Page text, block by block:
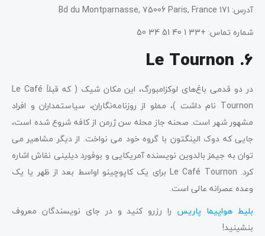
آدرس: 171 Bd du Montparnasse, 75006 Paris, France
شماره تماس: +33 1 40 51 34 50
6. Le Tournon
در دو قدمی باغ‌های لوکزامبورگ، این مکان شیک ( که قبلاً Le Café
Tournon نام داشت )، مملو از روزنامه‌نگاران، سیاستمداران و افراد
مشهور شهر است. صحنه جاز محله سن ژرمن از کافه شروع شده است،
جایی که دوک الینگتون با گروه خود می نواخت. از دیگر مشاهیر می
توان به جیمز بالدوین نویسنده آمریکایی و بوفورد دیلینی نقاش اشاره
کرد. Le Café Tournon برای یک کاپوچینو اواسط بعد از ظهر یا یک
وعده عصرانه عالی است.
بلیط هواپیما پاریس را رزرو کنید و در جای نویسندگان معروف
بنشینید!